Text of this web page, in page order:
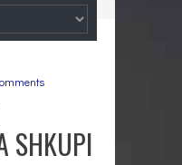
SHKUPI